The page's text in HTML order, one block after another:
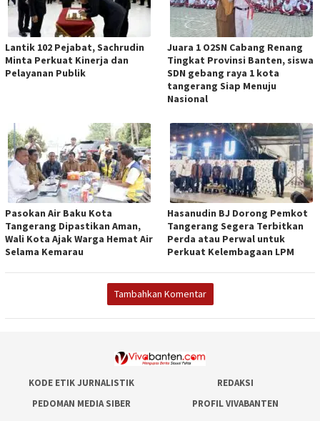
Lantik 102 Pejabat, Sachrudin
Minta Perkuat Kinerja dan
Pelayanan Publik
Juara 1 O2SN Cabang Renang
Tingkat Provinsi Banten, siswa
SDN gebang raya 1 kota
tangerang Siap Menuju
Nasional
Pasokan Air Baku Kota
Tangerang Dipastikan Aman,
Wali Kota Ajak Warga Hemat Air
Selama Kemarau
Hasanudin BJ Dorong Pemkot
Tangerang Segera Terbitkan
Perda atau Perwal untuk
Perkuat Kelembagaan LPM
Tambahkan Komentar
KODE ETIK JURNALISTIK
REDAKSI
PEDOMAN MEDIA SIBER
PROFIL VIVABANTEN